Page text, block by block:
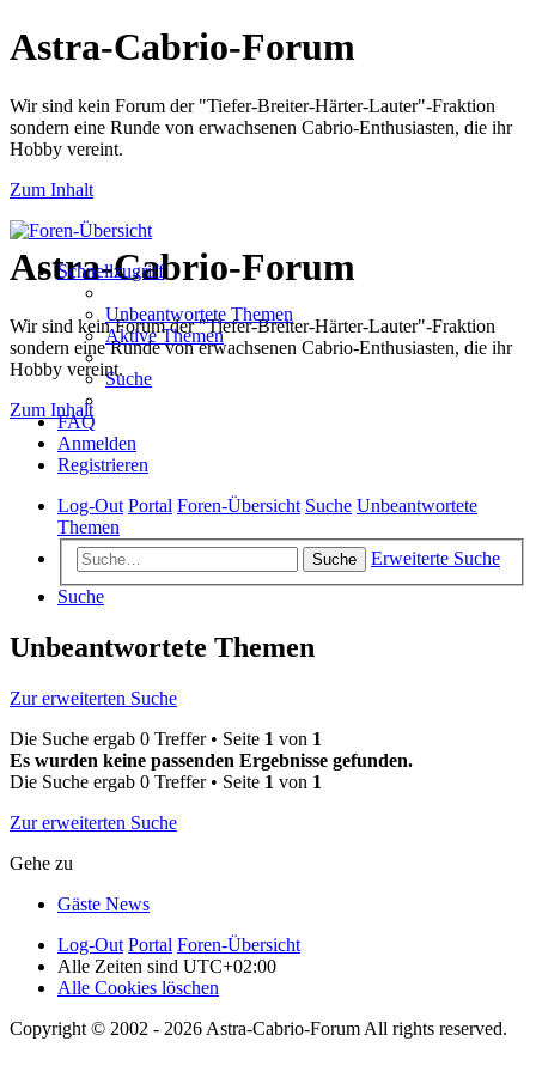
Astra-Cabrio-Forum
Wir sind kein Forum der "Tiefer-Breiter-Härter-Lauter"-Fraktion
sondern eine Runde von erwachsenen Cabrio-Enthusiasten, die ihr
Hobby vereint.
Zum Inhalt
Astra-Cabrio-Forum
Wir sind kein Forum der "Tiefer-Breiter-Härter-Lauter"-Fraktion
sondern eine Runde von erwachsenen Cabrio-Enthusiasten, die ihr
Hobby vereint.
Zum Inhalt
Schnellzugriff
Unbeantwortete Themen
Aktive Themen
Suche
FAQ
Anmelden
Registrieren
Log-Out Portal Foren-Übersicht Suche Unbeantwortete
Themen
Suche
Erweiterte Suche
Suche
Unbeantwortete Themen
Zur erweiterten Suche
Die Suche ergab 0 Treffer • Seite 1 von 1
Es wurden keine passenden Ergebnisse gefunden.
Die Suche ergab 0 Treffer • Seite 1 von 1
Zur erweiterten Suche
Gehe zu
Gäste News
Log-Out Portal Foren-Übersicht
Alle Zeiten sind UTC+02:00
Alle Cookies löschen
Copyright © 2002 - 2026 Astra-Cabrio-Forum All rights reserved.